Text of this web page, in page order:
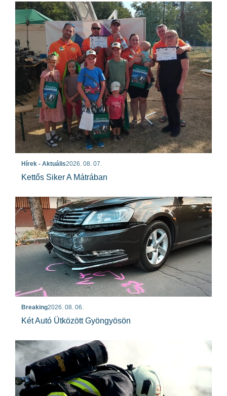
Hírek - Aktuális2026. 08. 07.
Kettős Siker A Mátrában
Breaking2026. 08. 06.
Két Autó Ütközött Gyöngyösön